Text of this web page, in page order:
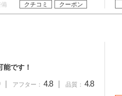
クチコミ クーポン
です！
アフター： 4.8 品質： 4.8